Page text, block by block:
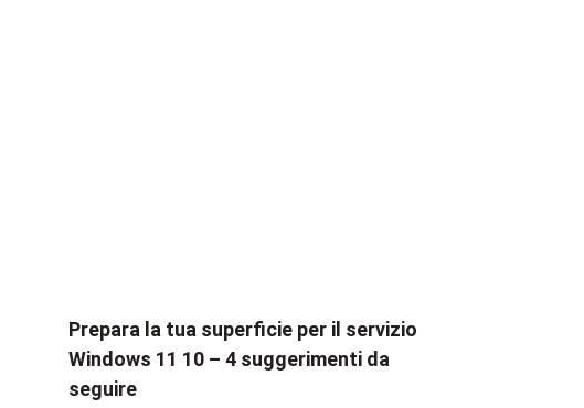
Prepara la tua superficie per il servizio
Windows 11 10 – 4 suggerimenti da
seguire